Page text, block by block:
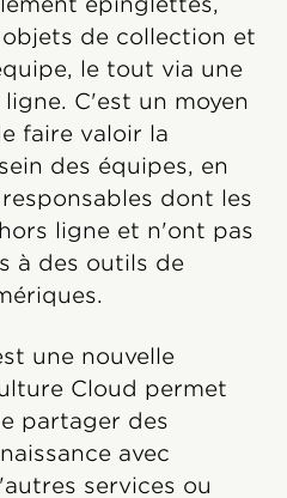
de collection et
le tout via une
C'est un moyen
faire valoir la
des équipes, en
dont les
ligne et n'ont pas
à des outils de
une nouvelle
Cloud permet
partager des
avec
services ou